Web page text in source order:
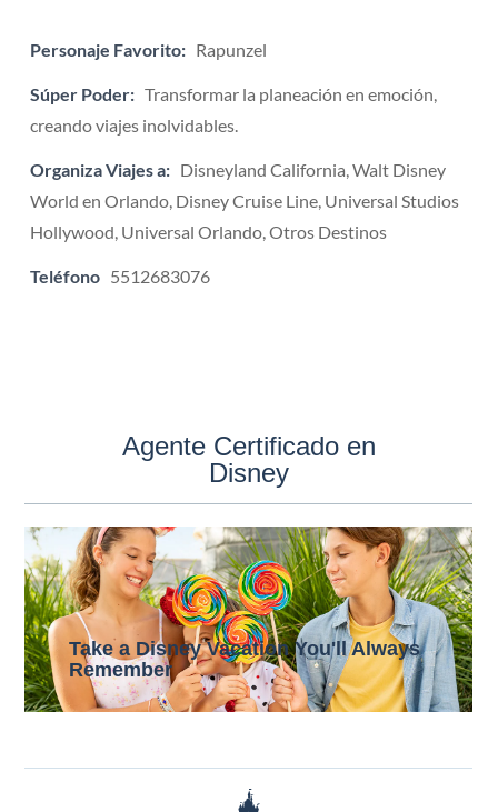
Personaje Favorito: Rapunzel
Súper Poder: Transformar la planeación en emoción,
creando viajes inolvidables.
Organiza Viajes a: Disneyland California, Walt Disney
World en Orlando, Disney Cruise Line, Universal Studios
Hollywood, Universal Orlando, Otros Destinos
Teléfono 5512683076